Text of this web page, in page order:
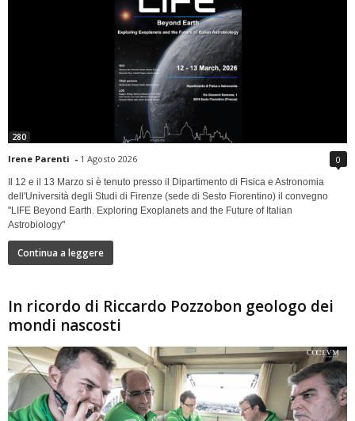
280
Irene Parenti - 1 Agosto 2026 0
Il 12 e il 13 Marzo si è tenuto presso il Dipartimento di Fisica e Astronomia
dell'Università degli Studi di Firenze (sede di Sesto Fiorentino) il convegno
"LIFE Beyond Earth. Exploring Exoplanets and the Future of Italian
Astrobiology"
Continua a leggere
In ricordo di Riccardo Pozzobon geologo dei
mondi nascosti